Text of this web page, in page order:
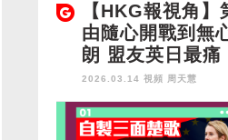
【HKG報視角
由隨心開戰到無
朗 盟友英日最痛
2026.03.14 視頻 周天慧